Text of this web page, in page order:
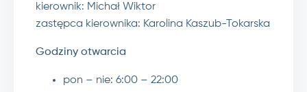
kierownik: Michał Wiktor
zastępca kierownika: Karolina Kaszub-Tokarska
Godziny otwarcia
pon – nie: 6:00 – 22:00